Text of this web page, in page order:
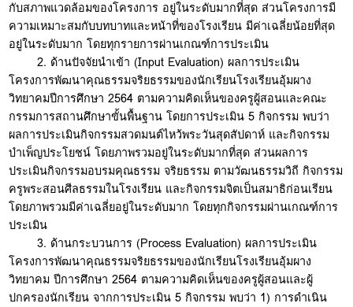
กับสภาพแวดล้อมของโครงการ อยู่ในระดับมากที่สุด ส่วนโครงการมี
ความเหมาะสมกับบทบาทและหน้าที่ของโรงเรียน มีค่าเฉลี่ยน้อยที่สุด
อยู่ในระดับมาก โดยทุกรายการผ่านเกณฑ์การประเมิน
2. ด้านปัจจัยนำเข้า (Input Evaluation) ผลการประเมิน
โครงการพัฒนาคุณธรรมจริยธรรมของนักเรียนโรงเรียนอุ้มผาง
วิทยาคมปีการศึกษา 2564 ตามความคิดเห็นของครูผู้สอนและคณะ
กรรมการสถานศึกษาขั้นพื้นฐาน โดยการประเมิน 5 กิจกรรม พบว่า
ผลการประเมินกิจกรรมสวดมนต์ไหว้พระวันสุดสัปดาห์ และกิจกรรม
บำเพ็ญประโยชน์ โดยภาพรวมอยู่ในระดับมากที่สุด ส่วนผลการ
ประเมินกิจกรรมอบรมคุณธรรม จริยธรรม ตามวัฒนธรรมวิถี กิจกรรม
ครูพระสอนศีลธรรมในโรงเรียน และกิจกรรมจิตเป็นสมาธิก่อนเรียน
โดยภาพรวมมีค่าเฉลี่ยอยู่ในระดับมาก โดยทุกกิจกรรมผ่านเกณฑ์การ
ประเมิน
3. ด้านกระบวนการ (Process Evaluation) ผลการประเมิน
โครงการพัฒนาคุณธรรมจริยธรรมของนักเรียนโรงเรียนอุ้มผาง
วิทยาคม ปีการศึกษา 2564 ตามความคิดเห็นของครูผู้สอนและผู้
ปกครองนักเรียน จากการประเมิน 5 กิจกรรม พบว่า 1) การดำเนิน